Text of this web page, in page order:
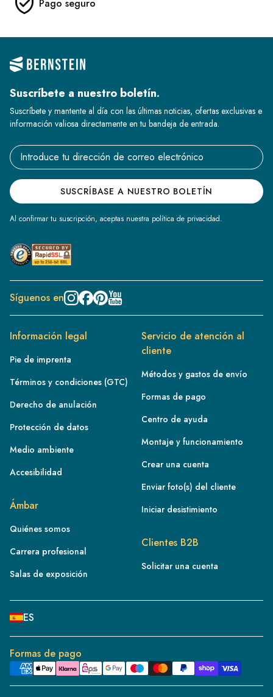
Pago seguro
Suscríbete a nuestro boletín.
Suscríbete y mantente al día con las últimas noticias, ofertas exclusivas e
información valiosa directamente en tu bandeja de entrada.
Email address
SUSCRÍBASE A NUESTRO BOLETÍN
Al confirmar tu suscripción, aceptas nuestra política de privacidad.
Síguenos en
Información legal
Pie de imprenta
Términos y condiciones (GTC)
Derecho de anulación
Protección de datos
Medio ambiente
Accesibilidad
Ámbar
Quiénes somos
Carrera profesional
Salas de exposición
Servicio de atención al
cliente
Métodos y gastos de envío
Formas de pago
Centro de ayuda
Montaje y funcionamiento
Crear una cuenta
Enviar foto(s) del cliente
Iniciar desistimiento
Clientes B2B
Solicitar una cuenta
ES
IE
IT
NL
ES
DE
CH
DK
Formas de pago